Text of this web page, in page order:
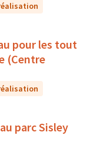
pour les tout
(Centre
parc Sisley